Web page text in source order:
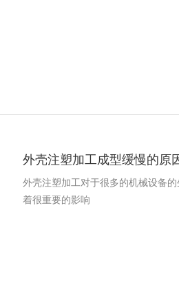
外壳注塑加工成型缓慢的原
外壳注塑加工对于很多的机械设备
着很重要的影响